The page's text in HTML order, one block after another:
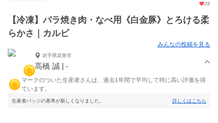
28
【冷凍】バラ焼き肉・なべ用《白金豚》とろける柔
らかさ｜カルビ
みんなの投稿を見る
岩手県花巻市
高橋 誠 | -
マークのついた生産者さんは、過去1年間で平均して特に高い評価を得
ています。
生産者バッジの基準が新しくなりました。 詳しくはこちら